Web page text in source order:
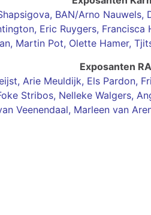
, BAN/Arno Nauwels,
Eric Ruygers, Francisca
, Martin Pot, Olette Hamer,
Exposanten
Arie Meuldijk, Els Pardon,
Stribos, Nelleke Walgers,
Veenendaal, Marleen van